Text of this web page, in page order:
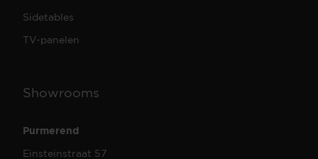
Sidetables
TV-panelen
Showrooms
Purmerend
Einsteinstraat 57